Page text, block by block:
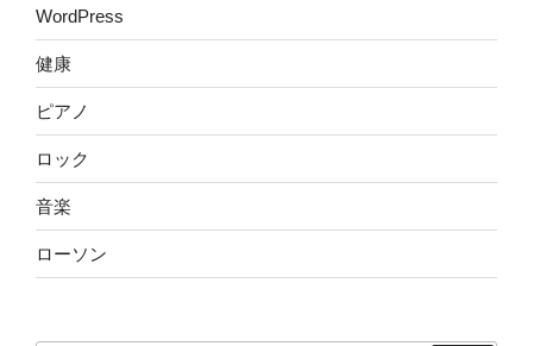
WordPress
健康
ピアノ
ロック
音楽
ローソン